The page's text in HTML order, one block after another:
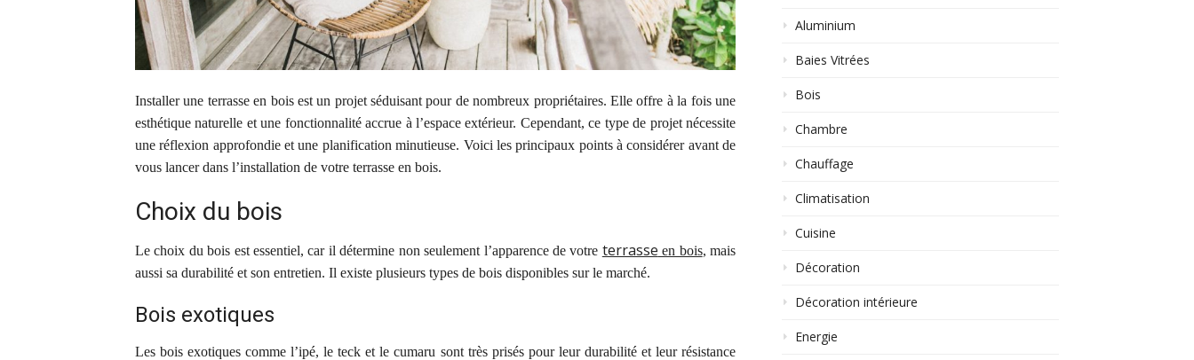
Installer une terrasse en bois est un projet séduisant pour de nombreux propriétaires. Elle offre à la fois une
esthétique naturelle et une fonctionnalité accrue à l’espace extérieur. Cependant, ce type de projet nécessite
une réflexion approfondie et une planification minutieuse. Voici les principaux points à considérer avant de
vous lancer dans l’installation de votre terrasse en bois.
Choix du bois
Le choix du bois est essentiel, car il détermine non seulement l’apparence de votre terrasse en bois, mais
aussi sa durabilité et son entretien. Il existe plusieurs types de bois disponibles sur le marché.
Bois exotiques
Les bois exotiques comme l’ipé, le teck et le cumaru sont très prisés pour leur durabilité et leur résistance
Aluminium
Baies Vitrées
Bois
Chambre
Chauffage
Climatisation
Cuisine
Décoration
Décoration intérieure
Energie